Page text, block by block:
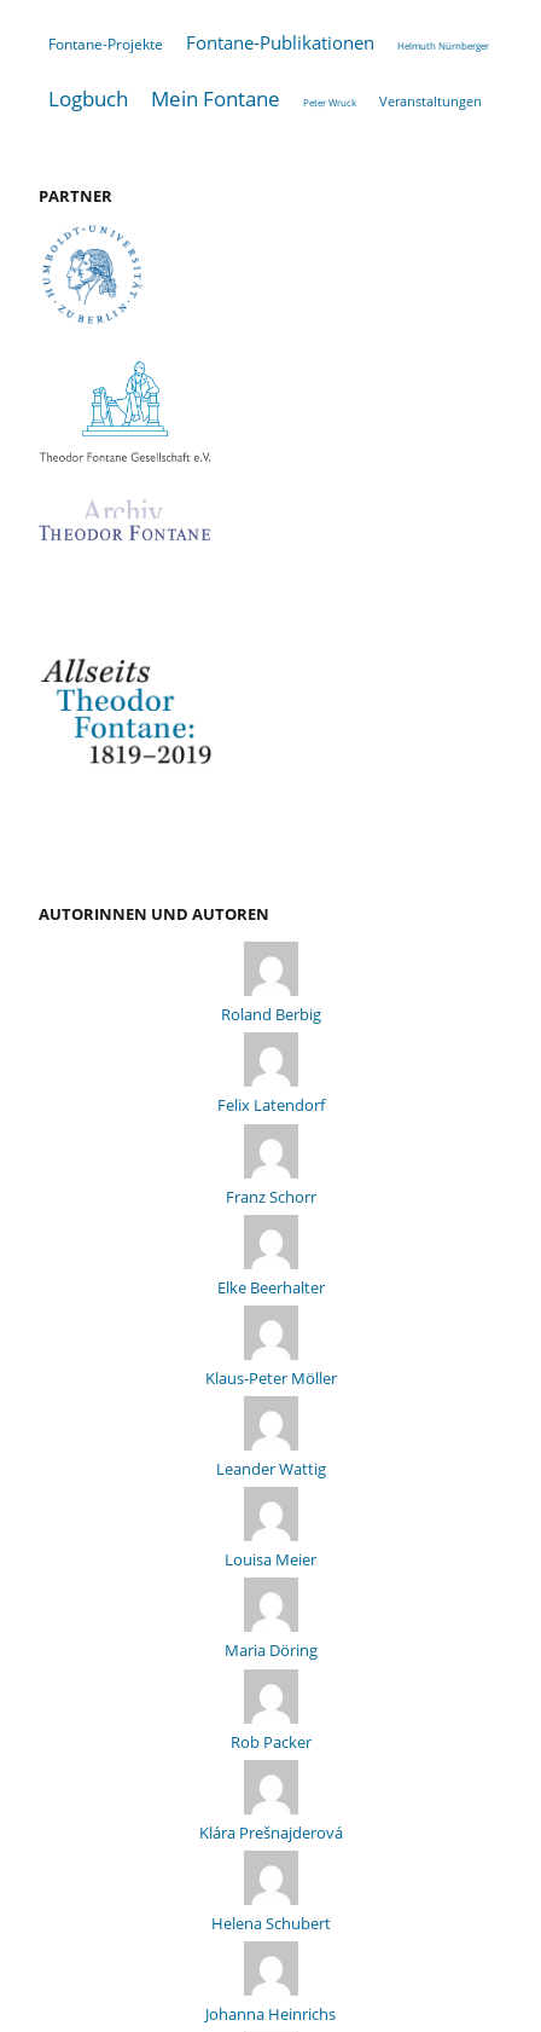
Fontane-Projekte Fontane-Publikationen Helmuth Nürnberger
Logbuch Mein Fontane Peter Wruck Veranstaltungen
PARTNER
AUTORINNEN UND AUTOREN
Roland Berbig
Felix Latendorf
Franz Schorr
Elke Beerhalter
Klaus-Peter Möller
Leander Wattig
Louisa Meier
Maria Döring
Rob Packer
Klára Prešnajderová
Helena Schubert
Johanna Heinrichs